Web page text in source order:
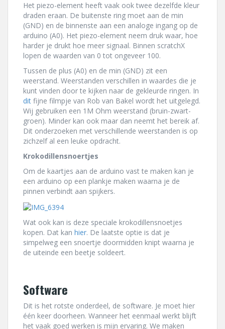
Het piezo-element heeft vaak ook twee dezelfde kleur
draden eraan. De buitenste ring moet aan de min
(GND) en de binnenste aan een analoge ingang op de
arduino (A0). Het piezo-element neem druk waar, hoe
harder je drukt hoe meer signaal. Binnen scratchX
lopen de waarden van 0 tot ongeveer 100.
Tussen de plus (A0) en de min (GND) zit een
weerstand. Weerstanden verschillen in waardes die je
kunt vinden door te kijken naar de gekleurde ringen. In
dit fijne filmpje van Rob van Bakel wordt het uitgelegd.
Wij gebruiken een 1M Ohm weerstand (bruin-zwart-
groen). Minder kan ook maar dan neemt het bereik af.
Dit onderzoeken met verschillende weerstanden is op
zichzelf al een leuke opdracht.
Krokodillensnoertjes
Om de kaartjes aan de arduino vast te maken kan je
een arduino op een plankje maken waarna je de
pinnen verbindt aan spijkers.
Wat ook kan is deze speciale krokodillensnoetjes
kopen. Dat kan hier. De laatste optie is dat je
simpelweg een snoertje doormidden knipt waarna je
de uiteinde een beetje soldeert.
Software
Dit is het rotste onderdeel, de software. Je moet hier
één keer doorheen. Wanneer het eenmaal werkt blijft
het vaak goed werken is mijn ervaring. We maken